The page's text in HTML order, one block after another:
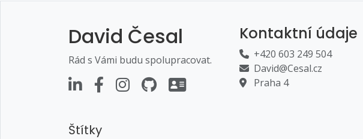
David Česal
Rád s Vámi budu spolupracovat.
Kontaktní údaje
+420 603 249 504
David@Cesal.cz
Praha 4
Štítky